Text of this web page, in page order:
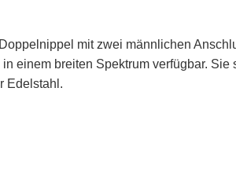
mit zwei männlichen
einem breiten Spektrum verfügbar. Sie
Edelstahl.